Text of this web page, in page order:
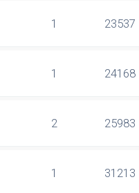
1 23537
1 24168
2 25983
1 31213